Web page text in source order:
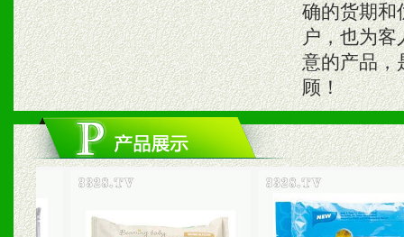
确的货期和
户，也为客
意的产品，
顾！